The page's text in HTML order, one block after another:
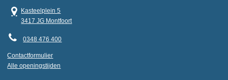
Kasteelplein 5
3417 JG Montfoort
0348 476 400
Contactformulier
Alle openingstijden